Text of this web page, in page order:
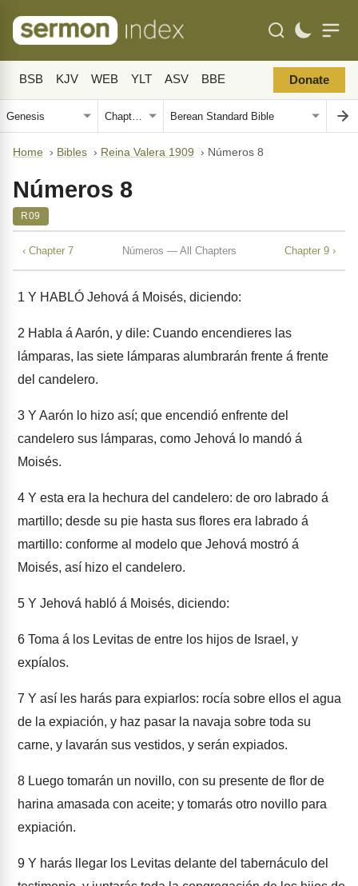
BSB KJV WEB YLT ASV BBE Donate
Home › Bibles › Reina Valera 1909 › Números 8
Números 8
R09
‹ Chapter 7 Números — All Chapters Chapter 9 ›
1 Y HABLÓ Jehová á Moisés, diciendo:
2 Habla á Aarón, y dile: Cuando encendieres las
lámparas, las siete lámparas alumbrarán frente á frente
del candelero.
3 Y Aarón lo hizo así; que encendió enfrente del
candelero sus lámparas, como Jehová lo mandó á
Moisés.
4 Y esta era la hechura del candelero: de oro labrado á
martillo; desde su pie hasta sus flores era labrado á
martillo: conforme al modelo que Jehová mostró á
Moisés, así hizo el candelero.
5 Y Jehová habló á Moisés, diciendo:
6 Toma á los Levitas de entre los hijos de Israel, y
expíalos.
7 Y así les harás para expiarlos: rocía sobre ellos el agua
de la expiación, y haz pasar la navaja sobre toda su
carne, y lavarán sus vestidos, y serán expiados.
8 Luego tomarán un novillo, con su presente de flor de
harina amasada con aceite; y tomarás otro novillo para
expiación.
9 Y harás llegar los Levitas delante del tabernáculo del